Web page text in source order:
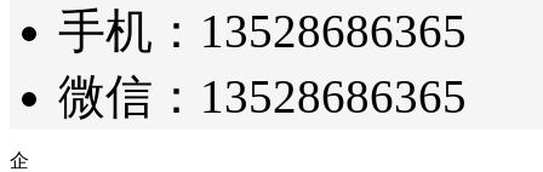
手机：13528686365
微信：13528686365
企